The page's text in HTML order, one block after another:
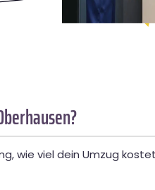
wie viel dein Umzug